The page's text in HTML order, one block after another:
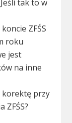
tak to w
ZFŚS
roku
jest
na inne
korektę przy
ZFŚS?